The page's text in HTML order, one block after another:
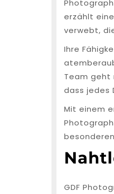
erzählt
verwebt,
Ihre
Team geht
dass jedes
Mit einem
GDF